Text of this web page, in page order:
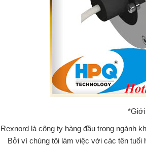
*Giới
Rexnord là công ty hàng đầu trong ngành
Bởi vì chúng tôi làm việc với các tên tuổi